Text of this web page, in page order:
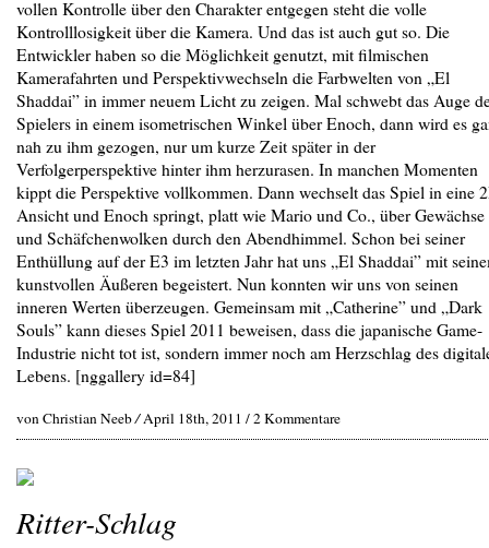
vollen Kontrolle über den Charakter entgegen steht die volle
Kontrolllosigkeit über die Kamera. Und das ist auch gut so. Die
Entwickler haben so die Möglichkeit genutzt, mit filmischen
Kamerafahrten und Perspektivwechseln die Farbwelten von „El
Shaddai” in immer neuem Licht zu zeigen. Mal schwebt das Auge
Spielers in einem isometrischen Winkel über Enoch, dann wird es
nah zu ihm gezogen, nur um kurze Zeit später in der
Verfolgerperspektive hinter ihm herzurasen. In manchen Momenten
kippt die Perspektive vollkommen. Dann wechselt das Spiel in eine
Ansicht und Enoch springt, platt wie Mario und Co., über Gewächse
und Schäfchenwolken durch den Abendhimmel. Schon bei seiner
Enthüllung auf der E3 im letzten Jahr hat uns „El Shaddai” mit
kunstvollen Äußeren begeistert. Nun konnten wir uns von seinen
inneren Werten überzeugen. Gemeinsam mit „Catherine” und „Dark
Souls” kann dieses Spiel 2011 beweisen, dass die japanische Game-
Industrie nicht tot ist, sondern immer noch am Herzschlag des
Lebens. [nggallery id=84]
von Christian Neeb/April 18th, 2011 /2 Kommentare
Ritter-Schlag